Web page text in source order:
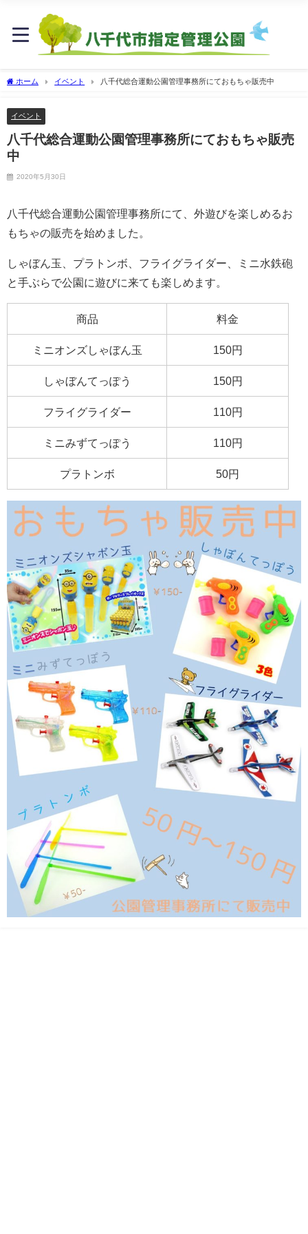
ホーム イベント 八千代総合運動公園管理事務所にておもちゃ販売中
イベント
八千代総合運動公園管理事務所にておもちゃ販売
中
2020年5月30日
八千代総合運動公園管理事務所にて、外遊びを楽しめるお
もちゃの販売を始めました。
しゃぼん玉、プラトンボ、フライグライダー、ミニ水鉄砲
と手ぶらで公園 に遊びに来ても楽しめます。
商品 料金
ミニオンズしゃぼん玉 150円
しゃぼんてっぽう 150円
フライグライダー 110円
ミニみずてっぽう 110円
プラトンボ 50円